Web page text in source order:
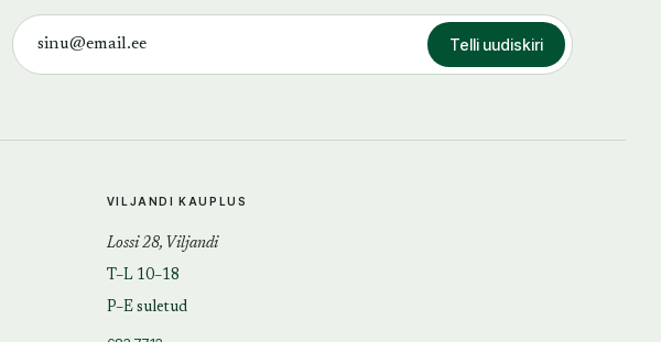
Telli uudiskiri
VILJANDI KAUPLUS
Lossi 28, Viljandi
T–L 10–18
P–E suletud